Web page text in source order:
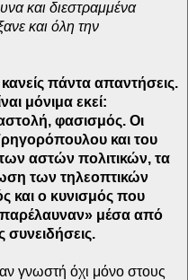
και διεστραμμένα
και όλη την
πάντα απαντήσεις.
μόνιμα εκεί:
φασισμός. Οι
και του
αστών πολιτικών, τα
των τηλεοπτικών
και ο κυνισμός που
μέσα από
συνειδήσεις.
γνωστή όχι μόνο στους